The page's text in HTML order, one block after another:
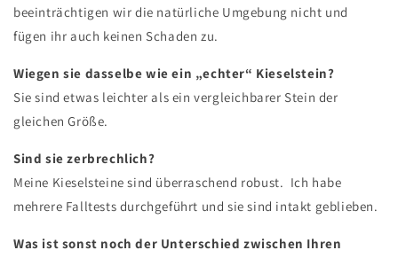
beeinträchtigen wir die natürliche Umgebung nicht und
fügen ihr auch keinen Schaden zu.
Wiegen sie dasselbe wie ein „echter“ Kieselstein?
Sie sind etwas leichter als ein vergleichbarer Stein der
gleichen Größe.
Sind sie zerbrechlich?
Meine Kieselsteine ​​sind überraschend robust. Ich habe
mehrere Falltests durchgeführt und sie sind intakt geblieben.
Was ist sonst noch der Unterschied zwischen Ihren